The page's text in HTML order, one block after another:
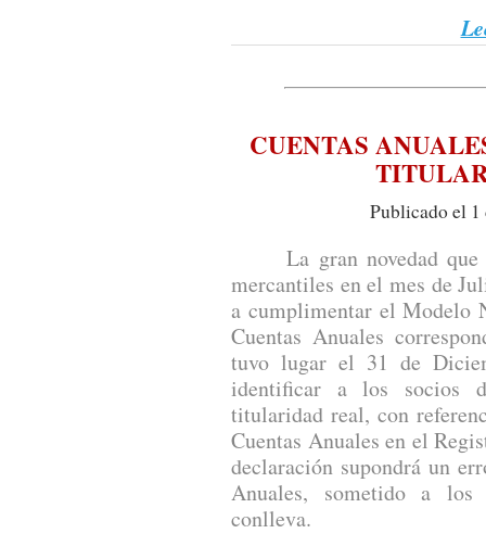
CUENTAS
Publicado el
La gran novedad que
mercantiles en el mes de
a cumplimentar el Modelo
Cuentas Anuales
tuvo lugar el 31 de
identificar a los socios
titularidad real, con
Cuentas Anuales en el
declaración supondrá un
Anuales, sometido a
conlleva.